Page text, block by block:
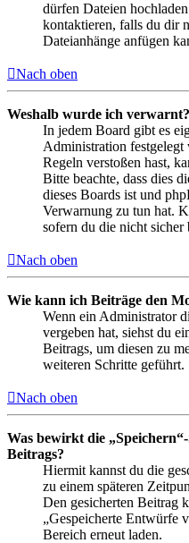
dürfen Dateien
kontaktieren, falls du dir
Dateianhänge anfügen
Nach oben
Weshalb wurde ich verwarnt?
In jedem Board gibt es
Administration festgelegt
Regeln verstoßen hast,
Bitte beachte, dass dies
dieses Boards ist und
Verwarnung zu tun hat.
sofern du die nicht
Nach oben
Wie kann ich Beiträge den
Wenn ein Administrator
vergeben hat, siehst du
Beitrags, um diesen zu
weiteren Schritte geführt.
Nach oben
Was bewirkt die
Beitrags?
Hiermit kannst du die
zu einem späteren
Den gesicherten Beitrag
„Gespeicherte Entwürfe
Bereich erneut laden.